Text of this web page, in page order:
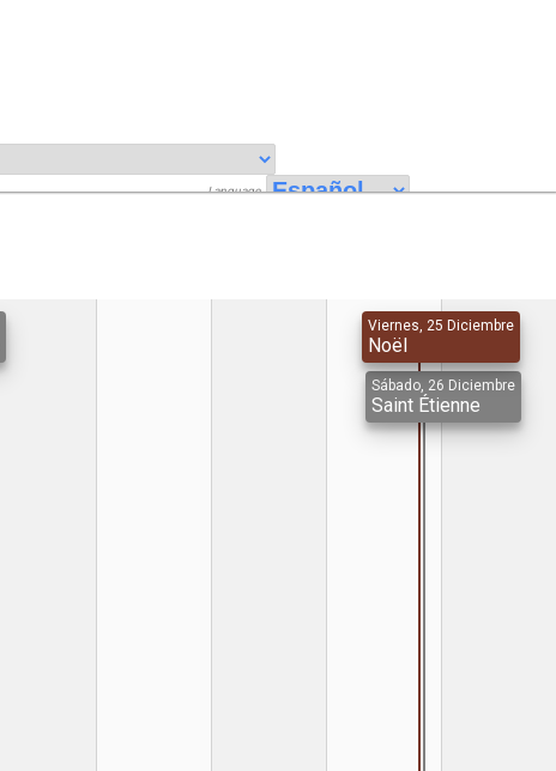
Language
Viernes, 25 Diciembre
Noël
Sábado, 26 Diciembre
Saint Étienne